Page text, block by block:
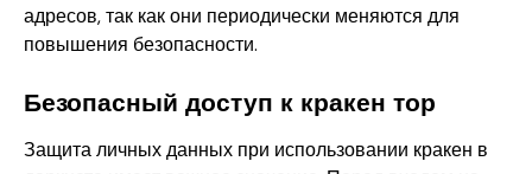
адресов, так как они периодически меняются для
повышения безопасности.
Безопасный доступ к кракен тор
Защита личных данных при использовании кракен в